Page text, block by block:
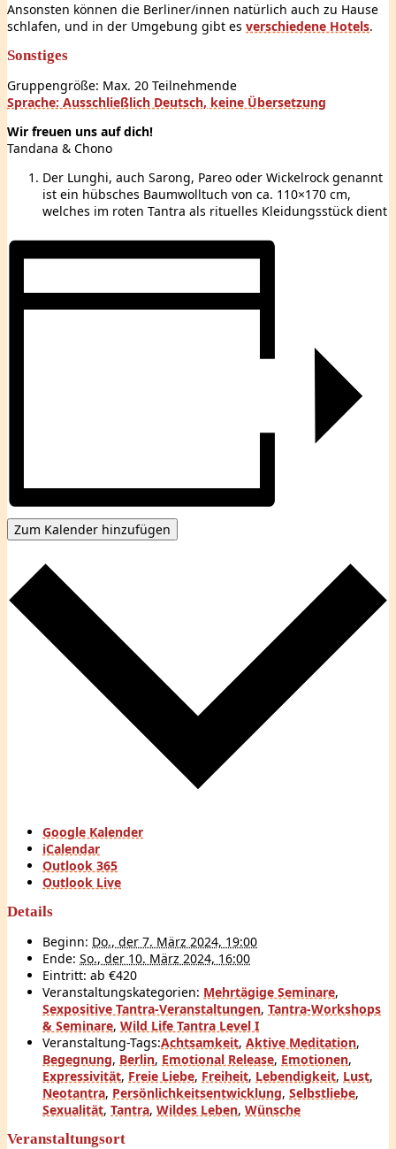
Ansonsten können die Berliner/innen natürlich auch zu Hause
schlafen, und in der Umgebung gibt es verschiedene Hotels.
Sonstiges
Gruppengröße: Max. 20 Teilnehmende
Sprache: Ausschließlich Deutsch, keine Übersetzung
Wir freuen uns auf dich!
Tandana & Chono
Der Lunghi, auch Sarong, Pareo oder Wickelrock genannt
ist ein hübsches Baumwolltuch von ca. 110×170 cm,
welches im roten Tantra als rituelles Kleidungsstück dient
Zum Kalender hinzufügen
Google Kalender
iCalendar
Outlook 365
Outlook Live
Details
Beginn: Do., der 7. März 2024, 19:00
Ende: So., der 10. März 2024, 16:00
Eintritt: ab €420
Veranstaltungskategorien: Mehrtägige Seminare,
Sexpositive Tantra-Veranstaltungen, Tantra-Workshops
& Seminare, Wild Life Tantra Level I
Veranstaltung-Tags:Achtsamkeit, Aktive Meditation,
Begegnung, Berlin, Emotional Release, Emotionen,
Expressivität, Freie Liebe, Freiheit, Lebendigkeit, Lust,
Neotantra, Persönlichkeitsentwicklung, Selbstliebe,
Sexualität, Tantra, Wildes Leben, Wünsche
Veranstaltungsort